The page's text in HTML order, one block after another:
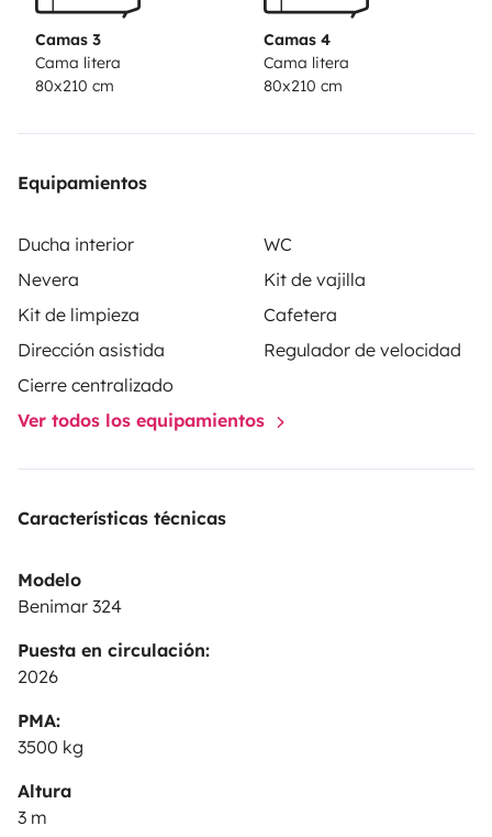
Camas 3
Cama litera
80x210 cm
Camas 4
Cama litera
80x210 cm
Equipamientos
Ducha interior
WC
Nevera
Kit de vajilla
Kit de limpieza
Cafetera
Dirección asistida
Regulador de velocidad
Cierre centralizado
Ver todos los equipamientos
Características técnicas
Modelo
Benimar 324
Puesta en circulación:
2026
PMA:
3500 kg
Altura
3 m